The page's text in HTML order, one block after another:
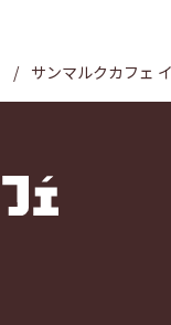
サンマルクカフェ